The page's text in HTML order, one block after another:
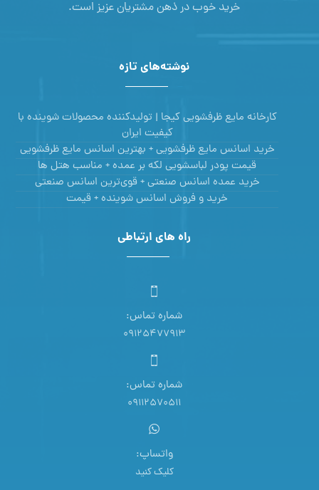
خرید خوب در ذهن مشتریان عزیز است.
نوشته‌های تازه
کارخانه مایع ظرفشویی کیجا | تولیدکننده محصولات شوینده با
کیفیت ایران
خرید اسانس مایع ظرفشویی + بهترین اسانس مایع ظرفشویی
قیمت پودر لباسشویی لکه بر عمده + مناسب هتل ها
خرید عمده اسانس صنعتی + قوی‌ترین اسانس‌ صنعتی
خرید و فروش اسانس شوینده + قیمت
راه های ارتباطی
شماره تماس:
09125477913
شماره تماس:
09112570511
واتساپ:
کلیک کنید